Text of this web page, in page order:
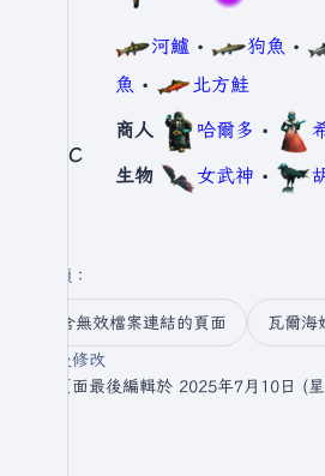
河鱸 • 狗魚 •
魚 • 北方鮭
NPC
商人 哈爾多 •
生物 女武神 •
分類 ：​
含無效檔案連結的頁面 瓦爾海
最後修改
此頁面最後編輯於 2025年7月10日 (